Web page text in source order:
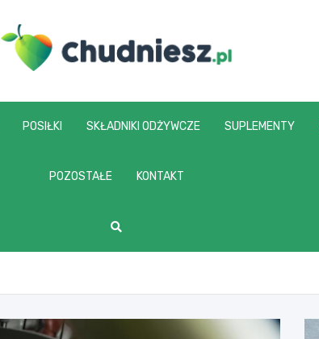
chudniesz.pl
POSIŁKI SKŁADNIKI ODŻYWCZE SUPLEMENTY
POZOSTAŁE KONTAKT